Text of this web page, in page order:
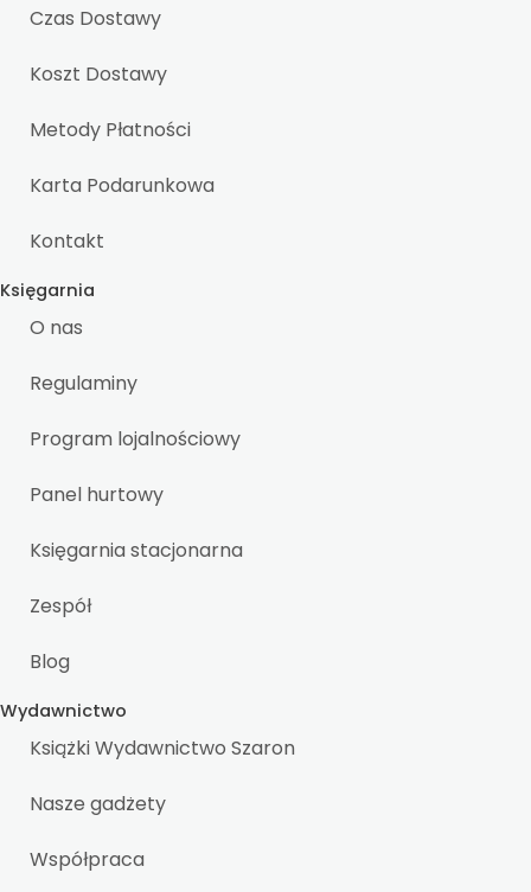
Czas Dostawy
Koszt Dostawy
Metody Płatności
Karta Podarunkowa
Kontakt
Księgarnia
O nas
Regulaminy
Program lojalnościowy
Panel hurtowy
Księgarnia stacjonarna
Zespół
Blog
Wydawnictwo
Książki Wydawnictwo Szaron
Nasze gadżety
Współpraca